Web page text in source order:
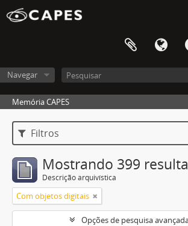
Navegar
Memória CAPES
Filtros
Mostrando 399
Descrição arquivística
Com objetos digitais
Opções de pesquisa